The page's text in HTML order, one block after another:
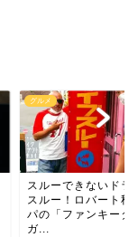
グルメ
【プレオープン】１
５日（木）下関を盛
げる１９店舗のお店
集...